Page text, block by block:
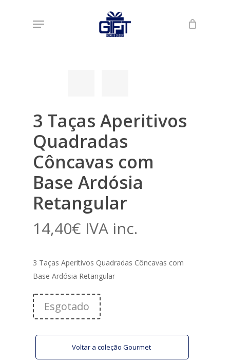
Menu
Início Gourmet
3 Taças Aperitivos
Quadradas
Côncavas com
Base Ardósia
Retangular
14,40€ IVA inc.
3 Taças Aperitivos Quadradas Côncavas com
Base Ardósia Retangular
Esgotado
Voltar a coleção Gourmet